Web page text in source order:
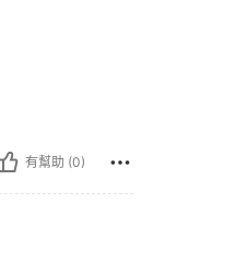
有幫助 (0)